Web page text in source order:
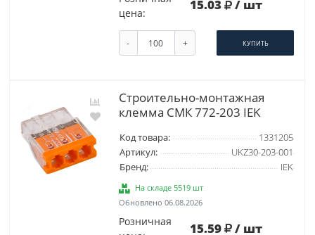
цена:
15.03 / шт
- + КУПИТЬ
Строительно-монтажная
клемма СМК 772-203 IEK
Код товара:
1331205
Артикул:
UKZ30-203-001
Бренд:
IEK
На складе 5519 шт
Обновлено 06.08.2026
Розничная
15.59 / шт